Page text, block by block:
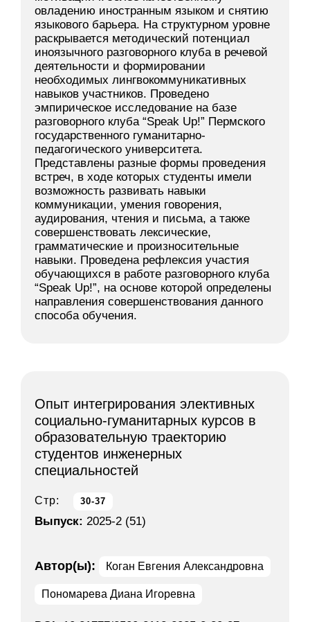
овладению иностранным языком и снятию
языкового барьера. На структурном уровне
раскрывается методический потенциал
иноязычного разговорного клуба в речевой
деятельности и формировании
необходимых лингвокоммуникативных
навыков участников. Проведено
эмпирическое исследование на базе
разговорного клуба “Speak Up!” Пермского
государственного гуманитарно-
педагогического университета.
Представлены разные формы проведения
встреч, в ходе которых студенты имели
возможность развивать навыки
коммуникации, умения говорения,
аудирования, чтения и письма, а также
совершенствовать лексические,
грамматические и произносительные
навыки. Проведена рефлексия участия
обучающихся в работе разговорного клуба
“Speak Up!”, на основе которой определены
направления совершенствования данного
способа обучения.
Опыт интегрирования элективных
социально-гуманитарных курсов в
образовательную траекторию
студентов инженерных
специальностей
Стр: 30-37
Выпуск: 2025-2 (51)
Автор(ы): Коган Евгения Александровна
Пономарева Диана Игоревна